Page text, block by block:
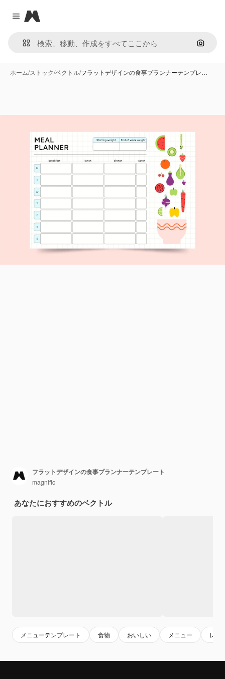
Close menu
Magnific
画像で
ホーム/ストック/ベクトル/フラットデザインの食事プランナーテンプレ…
フラットデザインの食事プランナーテンプレート
magnific
あなたにおすすめのベクトル
メニューテンプレート 食物 おいしい メニュー レシ